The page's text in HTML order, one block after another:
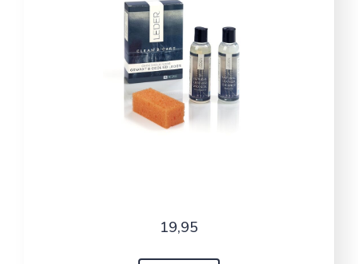
19,95